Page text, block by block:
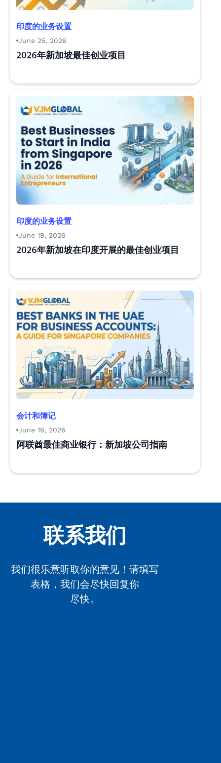
印度的业务设置
June 25, 2026
2026年新加坡最佳创业项目
印度的业务设置
June 19, 2026
2026年新加坡在印度开展的最佳创业项目
会计和簿记
June 19, 2026
阿联酋最佳商业银行：新加坡公司指南
联系我们
我们很乐意听取你的意见！请填写
表格，我们会尽快回复你
尽快。